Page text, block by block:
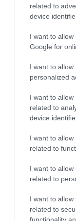
related to
device
I want to
Google for
I want to
personalized
I want to
related to
device
I want to
related to
I want to
related to
I want to
related to
functionality
Legfrissebb